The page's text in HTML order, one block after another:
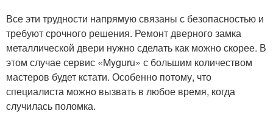
Все эти трудности напрямую связаны с безопасностью и
требуют срочного решения. Ремонт дверного замка
металлической двери нужно сделать как можно скорее. В
этом случае сервис «Myguru» с большим количеством
мастеров будет кстати. Особенно потому, что
специалиста можно вызвать в любое время, когда
случилась поломка.